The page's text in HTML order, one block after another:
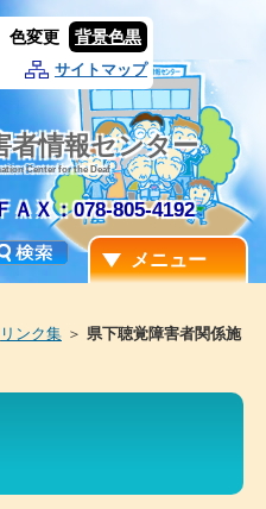
色変更 背景色黒
サイトマップ
者情報センター
Center for the Deaf
ＦＡＸ：078-805-4192
メニュー
リンク集 ＞ 県下聴覚障害者関係施